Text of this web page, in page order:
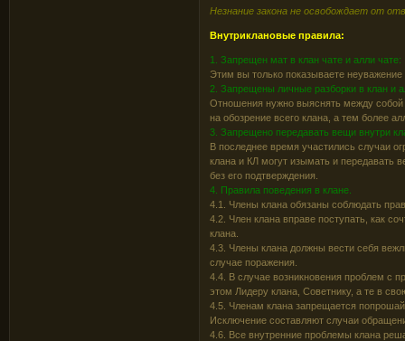
Незнание закона не освобождает от
Внутриклановые правила:
1. Запрещен мат в клан чате и алли чате:
Этим вы только показываете
2. Запрещены личные разборки в клан и
Отношения нужно выяснять между собой
на обозрение всего клана, а тем более
3. Запрещено передавать вещи внутри
В последнее время участились случаи
клана и КЛ могут изымать и передавать
без его подтверждения.
4. Правила поведения в клане.
4.1. Члены клана обязаны соблюдать
4.2. Член клана вправе поступать, как
клана.
4.3. Члены клана должны вести себя
случае поражения.
4.4. В случае возникновения проблем с
этом Лидеру клана, Советнику, а те в
4.5. Членам клана запрещается
Исключение составляют случаи
4.6. Все внутренние проблемы клана